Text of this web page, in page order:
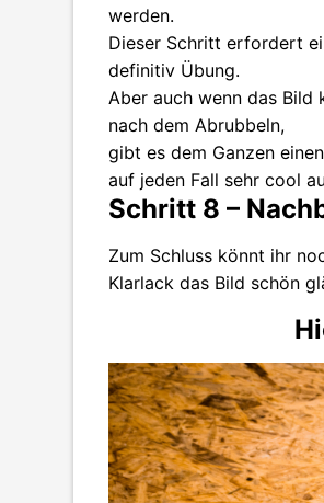
werden.
Dieser Schritt erfordert
definitiv Übung.
Aber auch wenn das Bild
nach dem Abrubbeln,
gibt es dem Ganzen
auf jeden Fall sehr cool
Schritt 8 –
Zum Schluss könnt ihr
Klarlack das Bild schön